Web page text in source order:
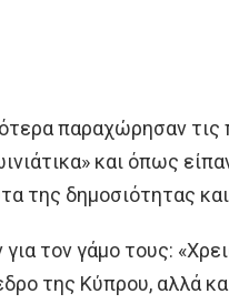
παραχώρησαν
και όπως
της δημοσιότητας
τον γάμο τους:
της Κύπρου, αλλά